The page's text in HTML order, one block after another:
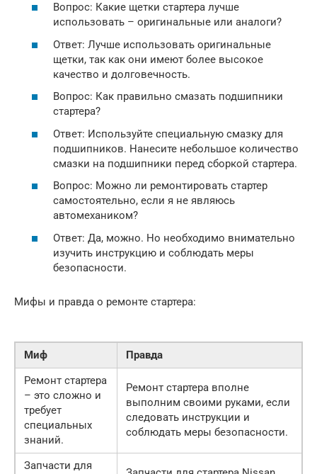
Вопрос: Какие щетки стартера лучше
использовать – оригинальные или аналоги?
Ответ: Лучше использовать оригинальные
щетки, так как они имеют более высокое
качество и долговечность.
Вопрос: Как правильно смазать подшипники
стартера?
Ответ: Используйте специальную смазку для
подшипников. Нанесите небольшое количество
смазки на подшипники перед сборкой стартера.
Вопрос: Можно ли ремонтировать стартер
самостоятельно, если я не являюсь
автомехаником?
Ответ: Да, можно. Но необходимо внимательно
изучить инструкцию и соблюдать меры
безопасности.
Мифы и правда о ремонте стартера:
Миф
Правда
Ремонт стартера
– это сложно и
требует
специальных
знаний.
Ремонт стартера вполне
выполним своими руками, если
следовать инструкции и
соблюдать меры безопасности.
Запчасти для